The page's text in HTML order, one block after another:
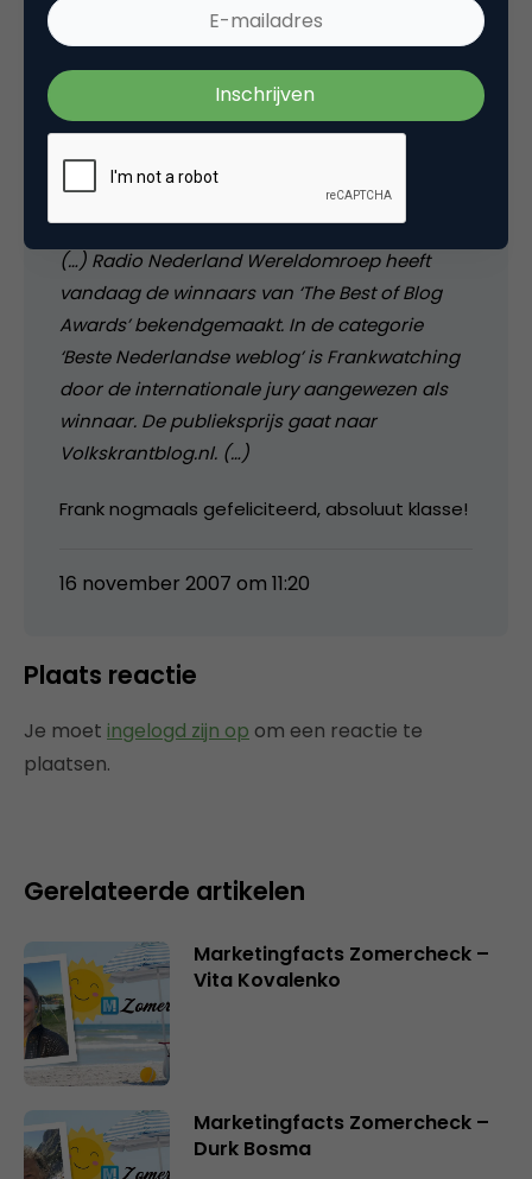
media
Krijg net mailtje van Frank Janssen binnen
(vreemd dat de genomineerden nog niets
van BOB zelf hebben gehoord overigens!?):
(…) Radio Nederland Wereldomroep heeft
vandaag de winnaars van ‘The Best of Blog
Awards’ bekendgemaakt. In de categorie
‘Beste Nederlandse weblog’ is Frankwatching
door de internationale jury aangewezen als
winnaar. De publieksprijs gaat naar
Volkskrantblog.nl. (…)
Frank nogmaals gefeliciteerd, absoluut klasse!
16 november 2007 om 11:20
Plaats reactie
Je moet ingelogd zijn op om een reactie te
plaatsen.
Gerelateerde artikelen
Marketingfacts Zomercheck –
Vita Kovalenko
Marketingfacts Zomercheck –
Durk Bosma